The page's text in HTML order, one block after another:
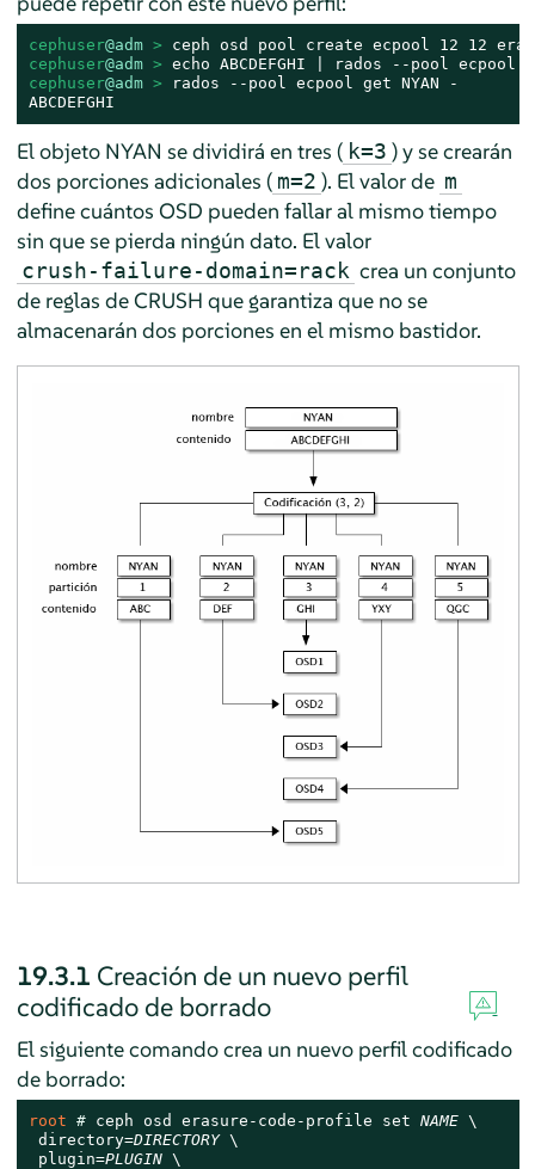
cephuser@adm > ceph osd pool create ecpool 12 12
cephuser@adm >
cephuser@adm >
rados --pool ecpool get NYAN -
ABCDEFGHI
El objeto NYAN se dividirá en tres ( k=3 ) y se crearán
dos porciones adicionales ( m=2 ). El valor de m
define cuántos OSD pueden fallar al mismo tiempo
sin que se pierda ningún dato. El valor
crush-failure-domain=rack crea un conjunto
de reglas de CRUSH que garantiza que no se
almacenarán dos porciones en el mismo bastidor.
19.3.1 Creación de un nuevo perfil
codificado de borrado
El siguiente comando crea un nuevo perfil codificado
de borrado:
root # ceph osd erasure-code-profile set NAME \
directory=DIRECTORY \
plugin=PLUGIN \